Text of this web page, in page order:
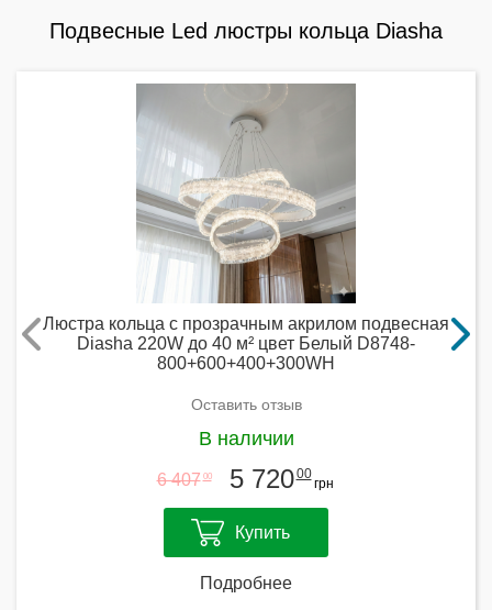
Подвесные Led люстры кольца Diasha
Люстра кольца с прозрачным акрилом подвесная
Diasha 220W до 40 м² цвет Белый D8748-
800+600+400+300WH
Оставить отзыв
В наличии
6 407 00 5 72000
грн
Купить
Подробнее